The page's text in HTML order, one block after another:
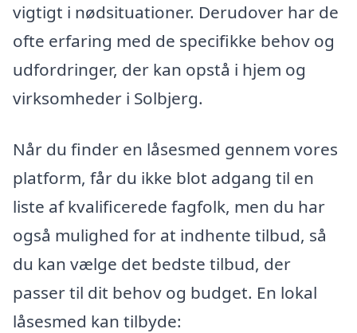
vigtigt i nødsituationer. Derudover har de
ofte erfaring med de specifikke behov og
udfordringer, der kan opstå i hjem og
virksomheder i Solbjerg.
Når du finder en låsesmed gennem vores
platform, får du ikke blot adgang til en
liste af kvalificerede fagfolk, men du har
også mulighed for at indhente tilbud, så
du kan vælge det bedste tilbud, der
passer til dit behov og budget. En lokal
låsesmed kan tilbyde: